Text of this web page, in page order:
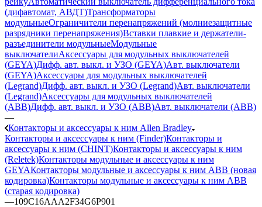
(дифавтомат, АВДТ)Трансформаторы
модульныеОграничители перенапряжений (молниезащитные
разрядники перенапряжения)Вставки плавкие и держатели-
разъединители модульныеМодульные
выключателиАксессуары для модульных выключателей
(GEYA)Дифф. авт. выкл. и УЗО (GEYA)Авт. выключатели
(GEYA)Аксессуары для модульных выключателей
(Legrand)Дифф. авт. выкл. и УЗО (Legrand)Авт. выключатели
(Legrand)Аксессуары для модульных выключателей
(ABB)Дифф. авт. выкл. и УЗО (ABB)Авт. выключатели (ABB)
—
Контакторы и аксессуары к ним Allen Bradley
Контакторы и аксессуары к ним (Finder)Контакторы и
аксессуары к ним (CHINT)Контакторы и аксессуары к ним
(Reletek)Контакторы модульные и аксессуары к ним
GEYAКонтакторы модульные и аксессуары к ним ABB (новая
кодировка)Контакторы модульные и аксессуары к ним ABB
(старая кодировка)
—109C16AAA2F34G6P901